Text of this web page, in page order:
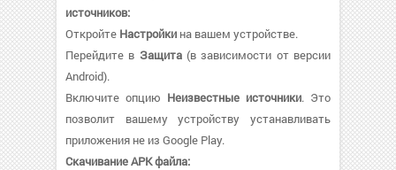
источников:
Откройте Настройки на вашем устройстве.
Перейдите в Защита(в зависимости от версии
Android).
Включите опцию Неизвестные источники. Это
позволит вашему устройству устанавливать
приложения не из Google Play.
Скачивание APK файла: